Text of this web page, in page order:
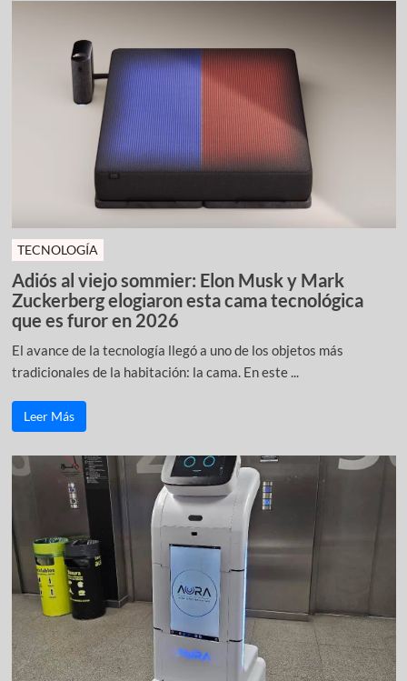
TECNOLOGÍA
Adiós al viejo sommier: Elon Musk y Mark
Zuckerberg elogiaron esta cama tecnológica
que es furor en 2026
El avance de la tecnología llegó a uno de los objetos más
tradicionales de la habitación: la cama. En este ...
Leer Más